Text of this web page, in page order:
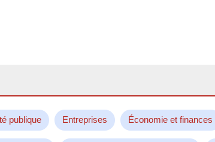
publique Entreprises Économie et finances